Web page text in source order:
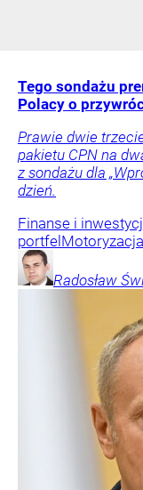
Tego sondażu
Polacy o
Prawie dwie
pakietu CPN na
z sondażu dla
dzień.
Finanse i
portfel Motoryzacja
Radosław